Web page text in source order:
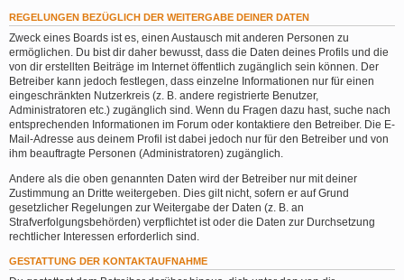
REGELUNGEN BEZÜGLICH DER WEITERGABE DEINER DATEN
Zweck eines Boards ist es, einen Austausch mit anderen Personen zu
ermöglichen. Du bist dir daher bewusst, dass die Daten deines Profils und die
von dir erstellten Beiträge im Internet öffentlich zugänglich sein können. Der
Betreiber kann jedoch festlegen, dass einzelne Informationen nur für einen
eingeschränkten Nutzerkreis (z. B. andere registrierte Benutzer,
Administratoren etc.) zugänglich sind. Wenn du Fragen dazu hast, suche nach
entsprechenden Informationen im Forum oder kontaktiere den Betreiber. Die E-
Mail-Adresse aus deinem Profil ist dabei jedoch nur für den Betreiber und von
ihm beauftragte Personen (Administratoren) zugänglich.
Andere als die oben genannten Daten wird der Betreiber nur mit deiner
Zustimmung an Dritte weitergeben. Dies gilt nicht, sofern er auf Grund
gesetzlicher Regelungen zur Weitergabe der Daten (z. B. an
Strafverfolgungsbehörden) verpflichtet ist oder die Daten zur Durchsetzung
rechtlicher Interessen erforderlich sind.
GESTATTUNG DER KONTAKTAUFNAHME